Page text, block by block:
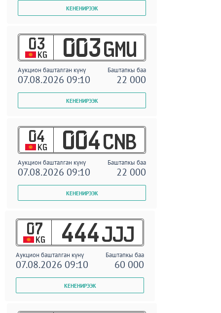
03
KG 003 GMU
Аукцион башталган күнү Баштапкы баа
07.08.2026 09:10 22 000
04
KG 004 CNB
Аукцион башталган күнү Баштапкы баа
07.08.2026 09:10 22 000
07
KG 444 JJJ
Аукцион башталган күнү Баштапкы баа
07.08.2026 09:10 60 000